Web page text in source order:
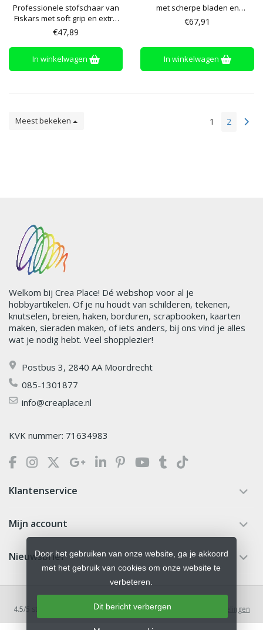
Professionele stofschaar van
Fiskars met soft grip en extra
scherpe en duurzame bladen
voor gedetailleerd knippen in
textiel
€47,89
In winkelwagen
met scherpe bladen en
speciaal vormgegeven
handvaten
€67,91
In winkelwagen
Meest bekeken 1 2
Welkom bij Crea Place! Dé webshop voor al je
hobbyartikelen. Of je nu houdt van schilderen, tekenen,
knutselen, breien, haken, borduren, scrapbooken, kaarten
maken, sieraden maken, of iets anders, bij ons vind je alles
wat je nodig hebt. Veel shopplezier!
Postbus 3, 2840 AA Moordrecht
085-1301877
info@creaplace.nl
KVK nummer: 71634983
Klantenservice
Mijn account
Nieuwsbrief
4.5/5 sterren op basis van379beoordelingen.Lees 379 beoordelingen
Door het gebruiken van onze website, ga je akkoord
met het gebruik van cookies om onze website te
verbeteren.
Dit bericht verbergen